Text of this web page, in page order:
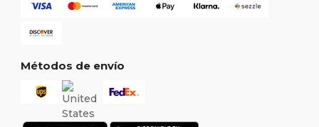
Métodos de envío